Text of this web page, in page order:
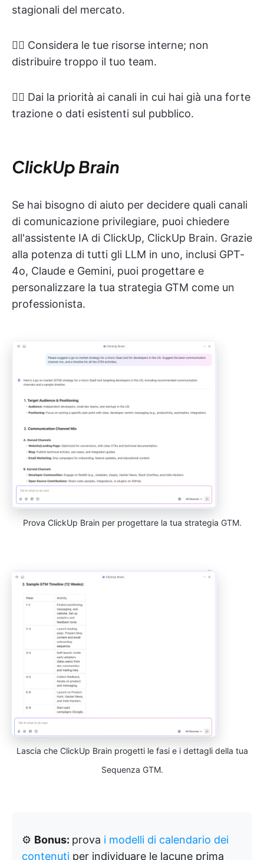
stagionali del mercato.
👉🏻 Considera le tue risorse interne; non
distribuire troppo il tuo team.
👉🏻 Dai la priorità ai canali in cui hai già una forte
trazione o dati esistenti sul pubblico.
ClickUp Brain
Se hai bisogno di aiuto per decidere quali canali
di comunicazione privilegiare, puoi chiedere
all'assistente IA di ClickUp, ClickUp Brain. Grazie
alla potenza di tutti gli LLM in uno, inclusi GPT-
4o, Claude e Gemini, puoi progettare e
personalizzare la tua strategia GTM come un
professionista.
Prova ClickUp Brain per progettare la tua strategia GTM.
Lascia che ClickUp Brain progetti le fasi e i dettagli della tua
Sequenza GTM.
⚙️ Bonus: prova i modelli di calendario dei
contenuti per individuare le lacune prima